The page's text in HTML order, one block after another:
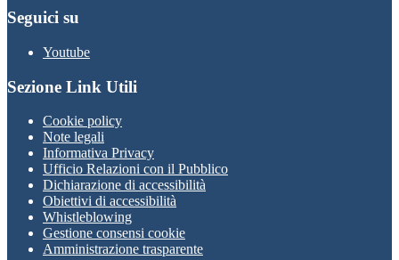
Seguici su
Youtube
Sezione Link Utili
Cookie policy
Note legali
Informativa Privacy
Ufficio Relazioni con il Pubblico
Dichiarazione di accessibilità
Obiettivi di accessibilità
Whistleblowing
Gestione consensi cookie
Amministrazione trasparente